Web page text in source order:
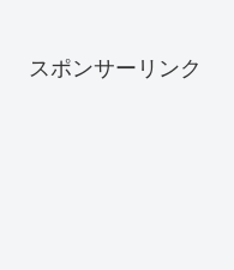
スポンサーリンク